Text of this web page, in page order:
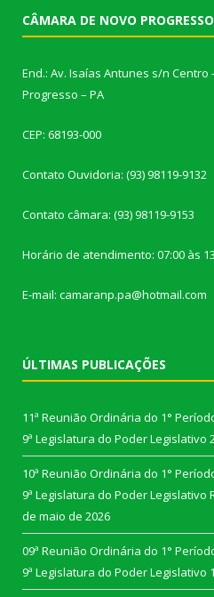
CÂMARA DE NOVO PROGRESSO
End.: Av. Isaías Antunes s/n Centro
Progresso – PA
CEP: 68193-000
Contato Ouvidoria: (93) 98119-9132
Contato câmara: (93) 98119-9153
Horário de atendimento: 07:00 às
E-mail: camaranp.pa@hotmail.com
ÚLTIMAS PUBLICAÇÕES
11ª Reunião Ordinária do 1°
9ª Legislatura do Poder Legislativo
10ª Reunião Ordinária do 1°
9ª Legislatura do Poder Legislativo
de maio de 2026
09ª Reunião Ordinária do 1°
9ª Legislatura do Poder Legislativo